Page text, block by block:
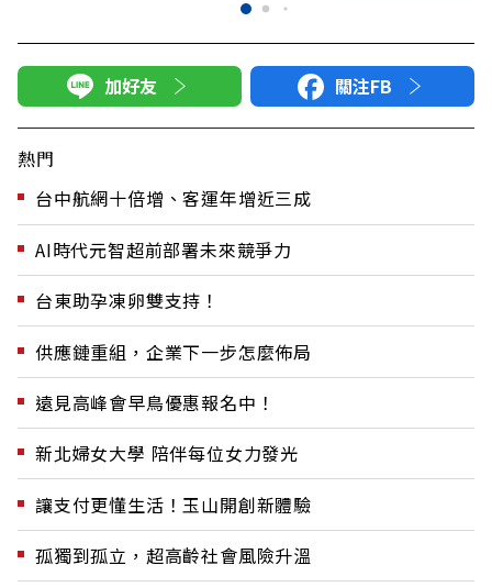
加好友 關注FB
熱門
台中航網十倍增、客運年增近三成
AI時代元智超前部署未來競爭力
台東助孕凍卵雙支持！
供應鏈重組，企業下一步怎麼佈局
遠見高峰會早鳥優惠報名中！
新北婦女大學 陪伴每位女力發光
讓支付更懂生活！玉山開創新體驗
孤獨到孤立，超高齡社會風險升溫